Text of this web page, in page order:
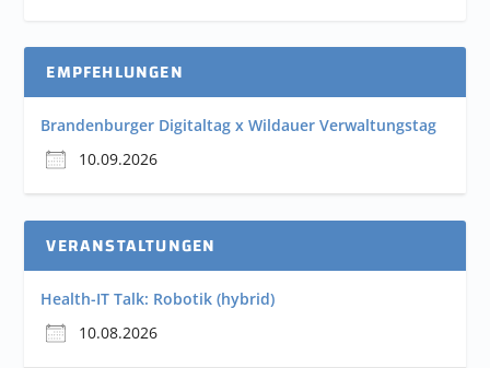
EMPFEHLUNGEN
Brandenburger Digitaltag x Wildauer Verwaltungstag
10.09.2026
VERANSTALTUNGEN
Health-IT Talk: Robotik (hybrid)
10.08.2026